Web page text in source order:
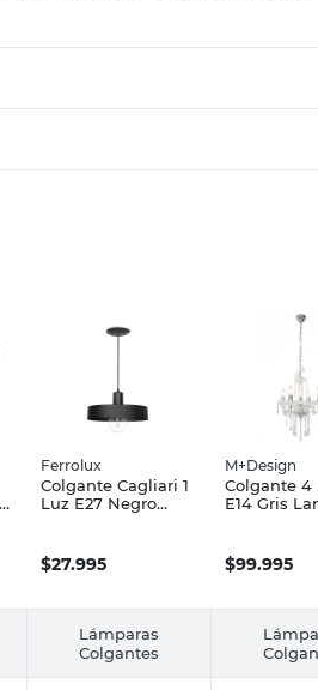
Ferrolux
Colgante Cagliari 1
Luz E27 Negro
$27.995
M+Design
Colgante 4
E14 Gris
$99.995
Lámparas
Colgantes